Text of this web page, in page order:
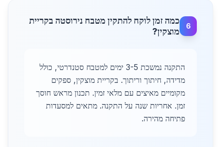
6
כמה זמן לוקח להתקין מטבח נירוסטה בקריית
מוצקין?
התקנה נמשכת 3-5 ימים למטבח סטנדרטי, כולל
מדידה, חיתוך וריתוך. בקריית מוצקין, ספקים
מקומיים מאיצים עם מלאי זמין. תכנון מראש חוסך
זמן. אחריות שנה על התקנה. מתאים למסעדות
פתיחה מהירה.